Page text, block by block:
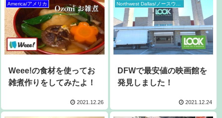
America/アメリカ
Weee!の食材を使ってお
雑煮作りをしてみたよ！
2021.12.26
DFWで最安値の映画館を
発見しました！
2021.12.24